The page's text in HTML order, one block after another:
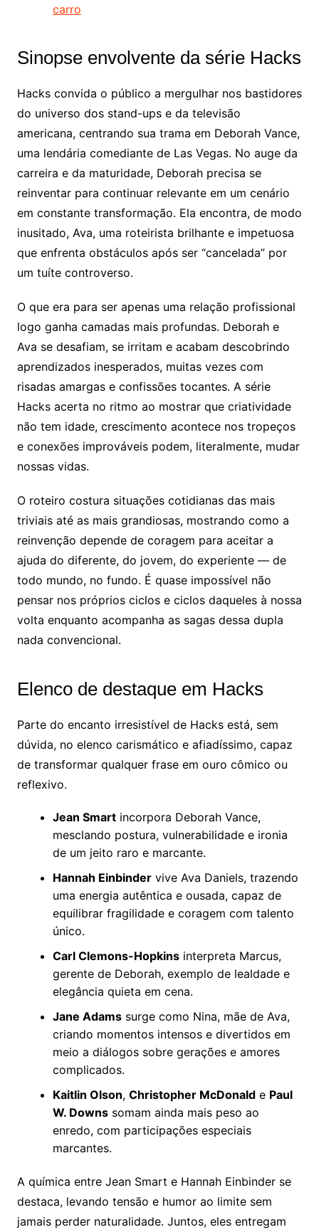
carro
Sinopse envolvente da série Hacks
Hacks convida o público a mergulhar nos bastidores
do universo dos stand-ups e da televisão
americana, centrando sua trama em Deborah Vance,
uma lendária comediante de Las Vegas. No auge da
carreira e da maturidade, Deborah precisa se
reinventar para continuar relevante em um cenário
em constante transformação. Ela encontra, de modo
inusitado, Ava, uma roteirista brilhante e impetuosa
que enfrenta obstáculos após ser “cancelada” por
um tuíte controverso.
O que era para ser apenas uma relação profissional
logo ganha camadas mais profundas. Deborah e
Ava se desafiam, se irritam e acabam descobrindo
aprendizados inesperados, muitas vezes com
risadas amargas e confissões tocantes. A série
Hacks acerta no ritmo ao mostrar que criatividade
não tem idade, crescimento acontece nos tropeços
e conexões improváveis podem, literalmente, mudar
nossas vidas.
O roteiro costura situações cotidianas das mais
triviais até as mais grandiosas, mostrando como a
reinvenção depende de coragem para aceitar a
ajuda do diferente, do jovem, do experiente — de
todo mundo, no fundo. É quase impossível não
pensar nos próprios ciclos e ciclos daqueles à nossa
volta enquanto acompanha as sagas dessa dupla
nada convencional.
Elenco de destaque em Hacks
Parte do encanto irresistível de Hacks está, sem
dúvida, no elenco carismático e afiadíssimo, capaz
de transformar qualquer frase em ouro cômico ou
reflexivo.
Jean Smartincorpora Deborah Vance,
mesclando postura, vulnerabilidade e ironia
de um jeito raro e marcante.
Hannah Einbindervive Ava Daniels, trazendo
uma energia autêntica e ousada, capaz de
equilibrar fragilidade e coragem com talento
único.
Carl Clemons-Hopkinsinterpreta Marcus,
gerente de Deborah, exemplo de lealdade e
elegância quieta em cena.
Jane Adamssurge como Nina, mãe de Ava,
criando momentos intensos e divertidos em
meio a diálogos sobre gerações e amores
complicados.
Kaitlin Olson, Christopher McDonalde Paul
W. Downssomam ainda mais peso ao
enredo, com participações especiais
marcantes.
A química entre Jean Smart e Hannah Einbinder se
destaca, levando tensão e humor ao limite sem
jamais perder naturalidade. Juntos, eles entregam